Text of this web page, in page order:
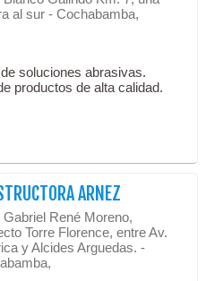
al sur - Cochabamba,
soluciones abrasivas.
productos de alta calidad.
ARNEZ
René Moreno,
Torre Florence, entre Av.
y Alcides Arguedas. -